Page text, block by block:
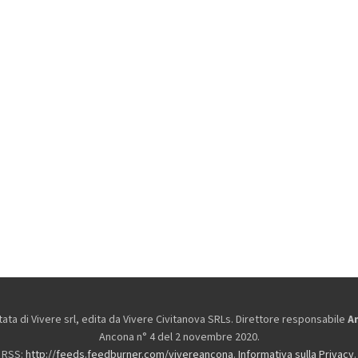
di Vivere srl, edita da Vivere Civitanova SRLs. Direttore responsabile
Ancona n° 4 del 2 novembre 2020.